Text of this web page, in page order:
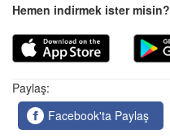
Hemen indirmek ister misin?
Paylaş:
Facebook'ta Paylaş